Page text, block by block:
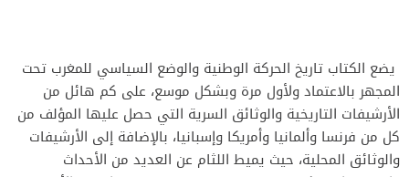
يضع الكتاب تاريخ الحركة الوطنية والوضع السياسي للمغرب تحت
المجهر بالاعتماد ولأول مرة وبشكل موسع، على كم هائل من
الأرشيفات التاريخية والوثائق السرية التي حصل عليها المؤلف من
كل من فرنسا وألمانيا وأمريكا وإسبانيا، بالإضافة إلى الأرشيفات
والوثائق المحلية، حيث يميط اللثام عن العديد من الأحداث